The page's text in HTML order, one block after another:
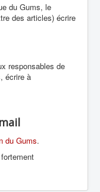
du Gums, le
des articles) écrire
responsables de
écrire à
du Gums.